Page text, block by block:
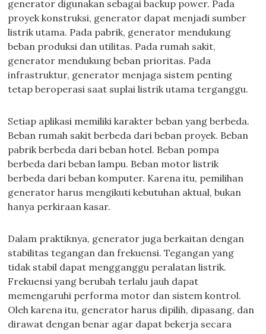
generator digunakan sebagai backup power. Pada
proyek konstruksi, generator dapat menjadi sumber
listrik utama. Pada pabrik, generator mendukung
beban produksi dan utilitas. Pada rumah sakit,
generator mendukung beban prioritas. Pada
infrastruktur, generator menjaga sistem penting
tetap beroperasi saat suplai listrik utama terganggu.
Setiap aplikasi memiliki karakter beban yang berbeda.
Beban rumah sakit berbeda dari beban proyek. Beban
pabrik berbeda dari beban hotel. Beban pompa
berbeda dari beban lampu. Beban motor listrik
berbeda dari beban komputer. Karena itu, pemilihan
generator harus mengikuti kebutuhan aktual, bukan
hanya perkiraan kasar.
Dalam praktiknya, generator juga berkaitan dengan
stabilitas tegangan dan frekuensi. Tegangan yang
tidak stabil dapat mengganggu peralatan listrik.
Frekuensi yang berubah terlalu jauh dapat
memengaruhi performa motor dan sistem kontrol.
Oleh karena itu, generator harus dipilih, dipasang, dan
dirawat dengan benar agar dapat bekerja secara